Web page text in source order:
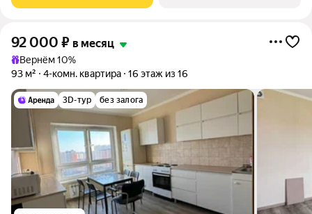
92 000 ₽ в месяц
Вернём 10%
93 м²
4-комн. квартира 16 этаж из 16
3D-тур без залога